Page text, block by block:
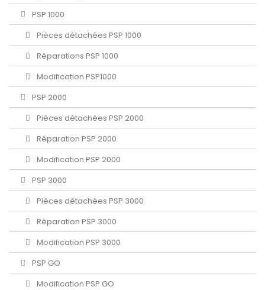
PSP 1000
Pièces détachées PSP 1000
Réparations PSP 1000
Modification PSP1000
PSP 2000
Pièces détachées PSP 2000
Réparation PSP 2000
Modification PSP 2000
PSP 3000
Pièces détachées PSP 3000
Réparation PSP 3000
Modification PSP 3000
PSP GO
Modification PSP GO